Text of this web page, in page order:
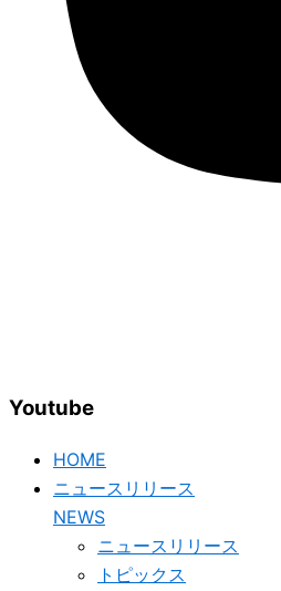
Youtube
HOME
ニュースリリース
NEWS
ニュースリリース
トピックス